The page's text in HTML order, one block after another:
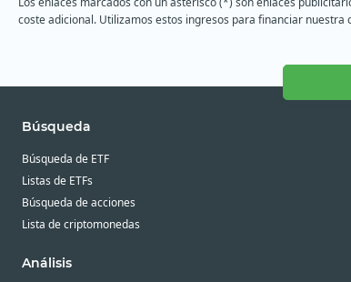
coste adicional. Utilizamos estos ingresos para financiar nuestra
Búsqueda
Búsqueda de ETF
Listas de ETFs
Búsqueda de acciones
Lista de criptomonedas
Análisis